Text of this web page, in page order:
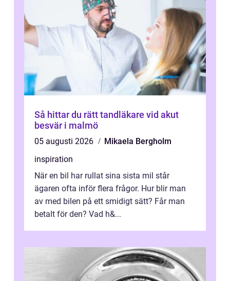
Så hittar du rätt tandläkare vid akut
besvär i malmö
05 augusti 2026
Mikaela Bergholm
inspiration
När en bil har rullat sina sista mil står
ägaren ofta inför flera frågor. Hur blir man
av med bilen på ett smidigt sätt? Får man
betalt för den? Vad h&...